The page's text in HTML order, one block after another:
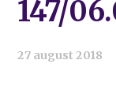
147/
27 august 2018